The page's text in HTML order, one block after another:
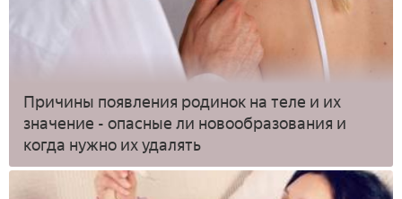
Причины появления родинок на теле и их
значение - опасные ли новообразования и
когда нужно их удалять